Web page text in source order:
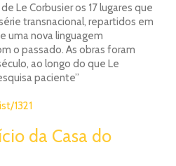
Le Corbusier os 17 lugares que
transnacional, repartidos em
uma nova linguagem
o passado. As obras foram
ao longo do que Le
paciente”
1321
da Casa do